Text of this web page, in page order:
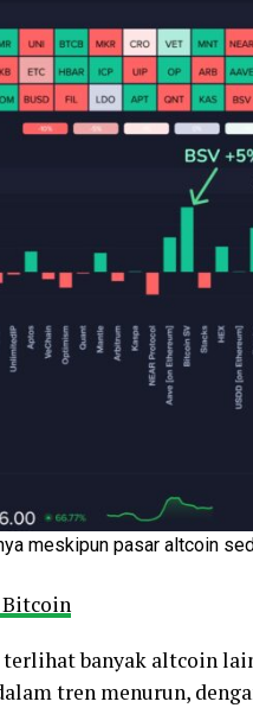
meskipun pasar altcoin
Bitcoin
banyak altcoin
tren menurun,